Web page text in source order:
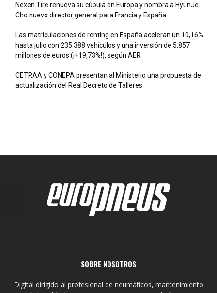
Nexen Tire renueva su cúpula en Europa y nombra a HyunJe
Cho nuevo director general para Francia y España
Las matriculaciones de renting en España aceleran un 10,16%
hasta julio con 235.388 vehículos y una inversión de 5.857
millones de euros (¡+19,73%!), según AER
CETRAA y CONEPA presentan al Ministerio una propuesta de
actualización del Real Decreto de Talleres
SOBRE NOSOTROS
Digital dirigido al profesional de neumáticos, mantenimiento